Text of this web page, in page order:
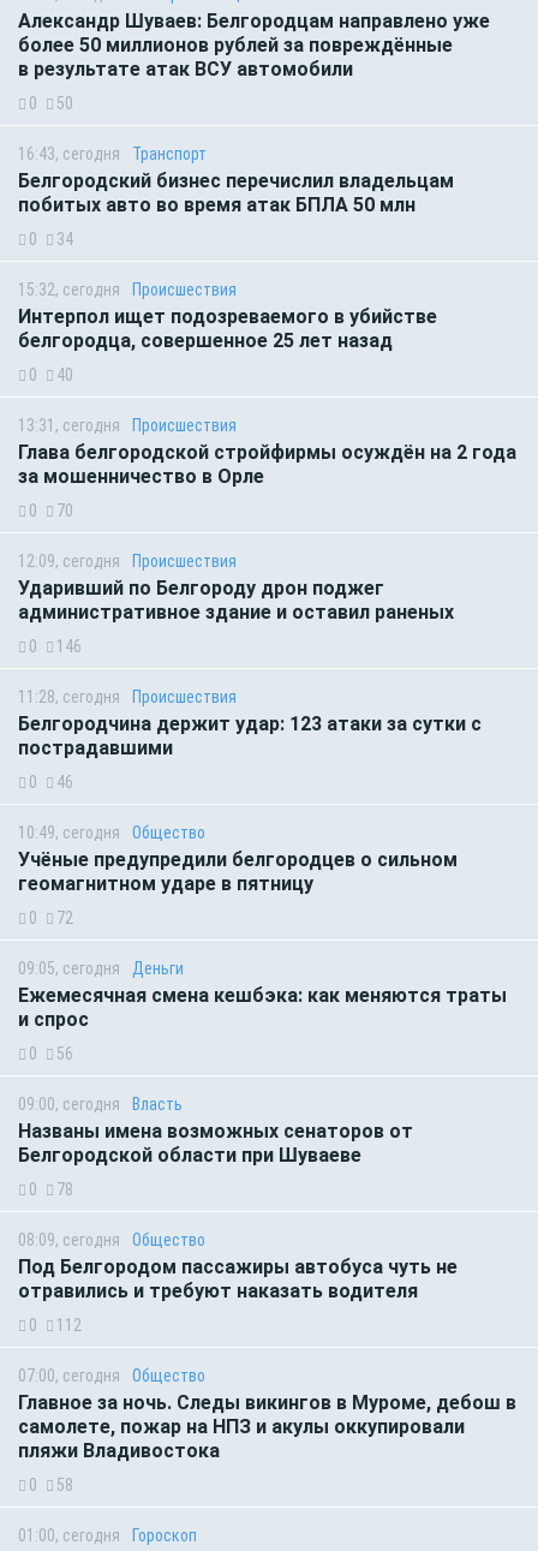
Александр Шуваев: Белгородцам направлено уже
более 50 миллионов рублей за повреждённые
в результате атак ВСУ автомобили
0 50
16:43, сегодня Транспорт
Белгородский бизнес перечислил владельцам
побитых авто во время атак БПЛА 50 млн
0 34
15:32, сегодня Происшествия
Интерпол ищет подозреваемого в убийстве
белгородца, совершенное 25 лет назад
0 40
13:31, сегодня Происшествия
Глава белгородской стройфирмы осуждён на 2 года
за мошенничество в Орле
0 70
12:09, сегодня Происшествия
Ударивший по Белгороду дрон поджег
административное здание и оставил раненых
0 146
11:28, сегодня Происшествия
Белгородчина держит удар: 123 атаки за сутки с
пострадавшими
0 46
10:49, сегодня Общество
Учёные предупредили белгородцев о сильном
геомагнитном ударе в пятницу
0 72
09:05, сегодня Деньги
Ежемесячная смена кешбэка: как меняются траты
и спрос
0 56
09:00, сегодня Власть
Названы имена возможных сенаторов от
Белгородской области при Шуваеве
0 78
08:09, сегодня Общество
Под Белгородом пассажиры автобуса чуть не
отравились и требуют наказать водителя
0 112
07:00, сегодня Общество
Главное за ночь. Следы викингов в Муроме, дебош в
самолете, пожар на НПЗ и акулы оккупировали
пляжи Владивостока
0 58
01:00, сегодня Гороскоп